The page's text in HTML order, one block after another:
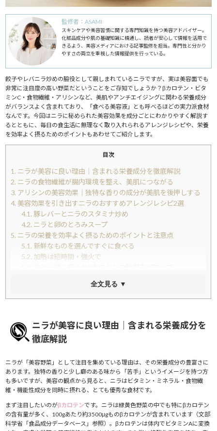
監修者：ASAMI
スキンケアや美容習慣に関する専門知識を持つ美容アドバイザー。
化粧品成分や肌の基礎知識に精通し、読者が安心して情報を活用で
きるよう、美容メディアにおける記事監修を担当。専門性と分かり
やすさの両立を重視した情報提供を行っている。
餃子やレバニラ炒めの脇役として親しまれているニラですが、実は美容面でも
非常に注目度の高い野菜だということをご存知でしょうか？βカロテン・ビタ
ミンC・食物繊維・アリシンなど、美肌やアンチエイジングに関わる栄養成分
がバランスよく含まれており、「食べる美容液」とも呼べるほどの実力派食材
なんです。今回はニラに秘められた美容効果を成分ごとにわかりやすく解説す
るとともに、毎日の食生活に無理なく取り入れられるアレンジレシピや、栄養
を効率よく摂るためのポイントもあわせてご紹介します。
目次
1. ニラが美容に良い理由｜含まれる栄養成分を徹底解説
2. ニラの食物繊維が腸内環境を整え、美肌につながる
3. アリシンの美容効果｜独特な香りの成分が美肌を後押しする
4. 美容効果を引き出すニラのおすすめアレンジレシピ2選
4.1. 豚レバーとニラのスタミナ炒め
4.2. ニラと卵のとろみスープ
5. ニラの栄養を効率よく摂るためのポイントと注意点
5.1. 新鮮なものを選んですぐに食べる
5.2. 加熱は短時間・強火で
加熱せずに食べる場合の工夫
6.まとめ
全文見る ▼
ニラが美容に良い理由｜含まれる栄養成分を
徹底解説
ニラが「美容野菜」として注目を集めている理由は、その栄養成分の豊富さに
あります。独特の香りと少し癖のある味から「苦手」というイメージを持つ方
も多いですが、美容の観点から見ると、ニラはビタミン・ミネラル・食物繊
維・機能性成分を同時に摂れる、とても優秀な食材です。
まず注目したいのがβカロテンです。ニラは緑黄色野菜の中でも特にβカロテン
の含有量が多く、100gあたり約3500μgものβカロテンが含まれています（文部
科学省「食品成分データベース」参照）。βカロテンは体内でビタミンAに変換